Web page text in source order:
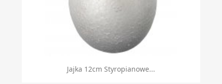
Jajka 12cm Styropianowe...